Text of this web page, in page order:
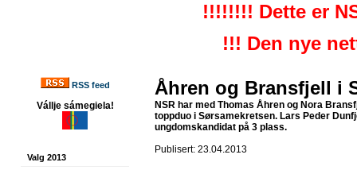
!!!!!!!! Dette er
!!! Den nye
RSS feed
Vállje sámegiela!
Valg 2013
Åhren og Bransfjell i
NSR har med Thomas Åhren og Nora
toppduo i Sørsamekretsen. Lars Peder
ungdomskandidat på 3 plass.
Publisert: 23.04.2013